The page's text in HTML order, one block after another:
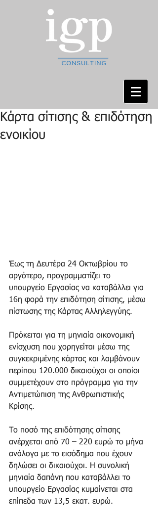
Κάρτα σίτισης & επιδότηση
ενοικίου
Έως τη Δευτέρα 24 Οκτωβρίου το
αργότερο, προγραμματίζει το
υπουργείο Εργασίας να καταβάλλει για
16η φορά την επιδότηση σίτισης, μέσω
πίστωσης της Κάρτας Αλληλεγγύης.
Πρόκειται για τη μηνιαία οικονομική
ενίσχυση που χορηγείται μέσω της
συγκεκριμένης κάρτας και λαμβάνουν
περίπου 120.000 δικαιούχοι οι οποίοι
συμμετέχουν στο πρόγραμμα για την
Αντιμετώπιση της Ανθρωπιστικής
Κρίσης.
Το ποσό της επιδότησης σίτισης
ανέρχεται από 70 – 220 ευρώ το μήνα
ανάλογα με το εισόδημα που έχουν
δηλώσει οι δικαιούχοι. Η συνολική
μηνιαία δαπάνη που καταβάλλει το
υπουργείο Εργασίας κυμαίνεται στα
επίπεδα των 13,5 εκατ. ευρώ.